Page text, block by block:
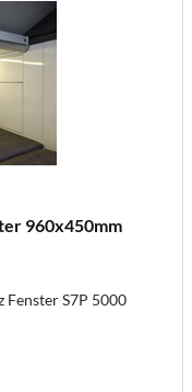
960x450mm
Fenster S7P 5000